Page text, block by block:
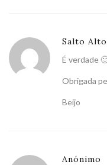
Salto Alto
É verdade
Obrigada
Beijo
Anónimo